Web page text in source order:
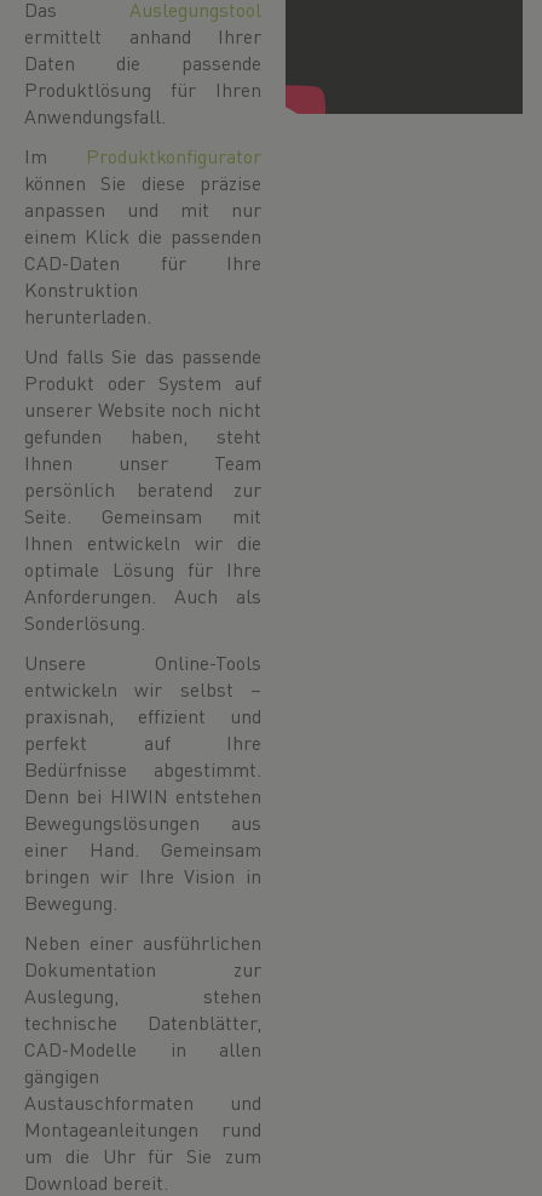
Das Auslegungstool
ermittelt anhand Ihrer
Daten die passende
Produktlösung für Ihren
Anwendungsfall.
Im Produktkonfigurator
können Sie diese präzise
anpassen und mit nur
einem Klick die passenden
CAD-Daten für Ihre
Konstruktion
herunterladen.
Und falls Sie das passende
Produkt oder System auf
unserer Website noch nicht
gefunden haben, steht
Ihnen unser Team
persönlich beratend zur
Seite. Gemeinsam mit
Ihnen entwickeln wir die
optimale Lösung für Ihre
Anforderungen. Auch als
Sonderlösung.
Unsere Online-Tools
entwickeln wir selbst –
praxisnah, effizient und
perfekt auf Ihre
Bedürfnisse abgestimmt.
Denn bei HIWIN entstehen
Bewegungslösungen aus
einer Hand. Gemeinsam
bringen wir Ihre Vision in
Bewegung.
Neben einer ausführlichen
Dokumentation zur
Auslegung, stehen
technische Datenblätter,
CAD-Modelle in allen
gängigen
Austauschformaten und
Montageanleitungen rund
um die Uhr für Sie zum
Download bereit.